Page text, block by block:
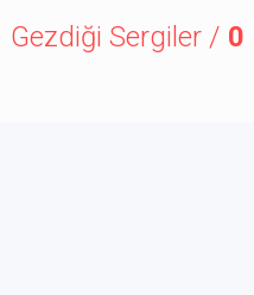
Gezdiği Sergiler / 0